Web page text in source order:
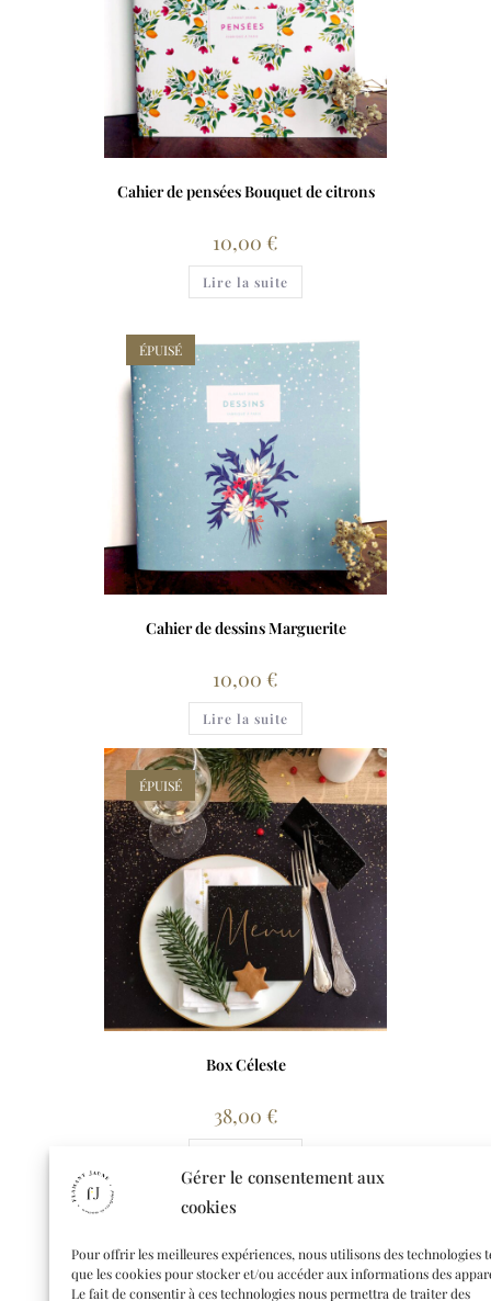
Gérer le consentement aux
cookies
Pour offrir les meilleures expériences, nous utilisons des technologies
que les cookies pour stocker et/ou accéder aux informations des
Le fait de consentir à ces technologies nous permettra de traiter des
Cahier de pensées Bouquet de citrons
10,00 €
Lire la suite
ÉPUISÉ
Cahier de dessins Marguerite
10,00 €
Lire la suite
ÉPUISÉ
Box Céleste
38,00 €